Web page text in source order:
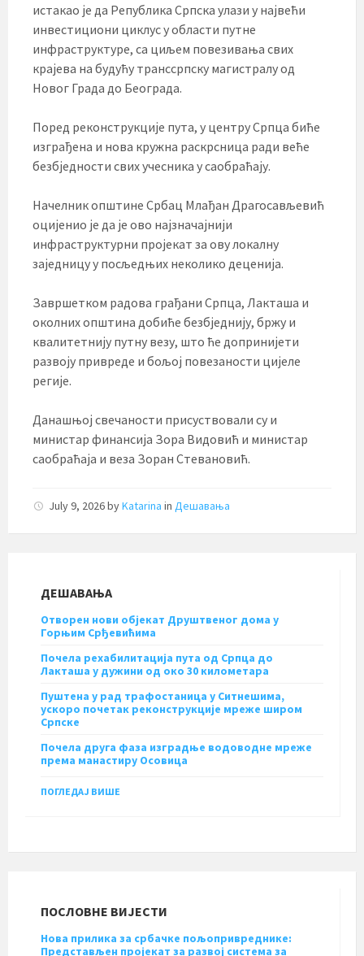
истакао је да Република Српска улази у највећи
инвестициони циклус у области путне
инфраструктуре, са циљем повезивања свих
крајева на будућу транссрпску магистралу од
Новог Града до Београда.
Поред реконструкције пута, у центру Српца биће
изграђена и нова кружна раскрсница ради веће
безбједности свих учесника у саобраћају.
Начелник општине Србац Млађан Драгосављевић
оцијенио је да је ово најзначајнији
инфраструктурни пројекат за ову локалну
заједницу у посљедњих неколико деценија.
Завршетком радова грађани Српца, Лакташа и
околних општина добиће безбједнију, бржу и
квалитетнију путну везу, што ће допринијети
развоју привреде и бољој повезаности цијеле
регије.
Данашњој свечаности присуствовали су и
министар финансија Зора Видовић и министар
саобраћаја и веза Зоран Стевановић.
July 9, 2026byKatarina in Дешавања
ДЕШАВАЊА
Отворен нови објекат Друштвеног дома у
Горњим Срђевићима
Почела рехабилитација пута од Српца до
Лакташа у дужини од око 30 километара
Пуштена у рад трафостаница у Ситнешима,
ускоро почетак реконструкције мреже широм
Српске
Почела друга фаза изградње водоводне мреже
према манастиру Осовица
ПОГЛЕДАЈ ВИШЕ
ПОСЛОВНЕ ВИЈЕСТИ
Нова прилика за србачке пољопривреднике:
Представљен пројекат за развој система за